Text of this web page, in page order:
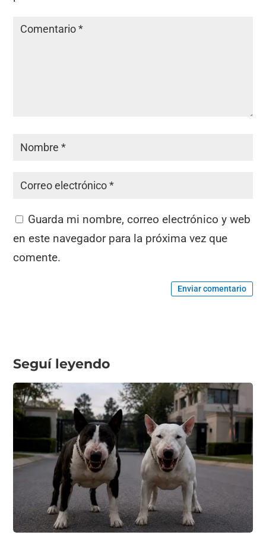
Guarda mi nombre, correo electrónico y web
en este navegador para la próxima vez que
comente.
Enviar comentario
Seguí leyendo